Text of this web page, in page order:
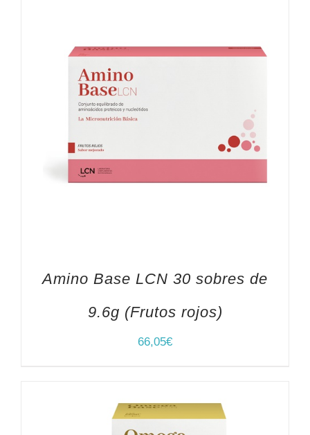
Amino Base LCN 30 sobres de
9.6g (Frutos rojos)
66,05€